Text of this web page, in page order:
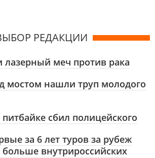
РЕДАКЦИИ
лазерный меч против рака
мостом нашли труп молодого
сбил полицейского
за 6 лет туров за рубеж
внутрироссийских